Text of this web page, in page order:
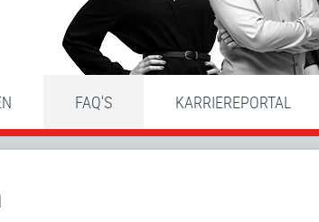
FAQ'S KARRIEREPORTAL